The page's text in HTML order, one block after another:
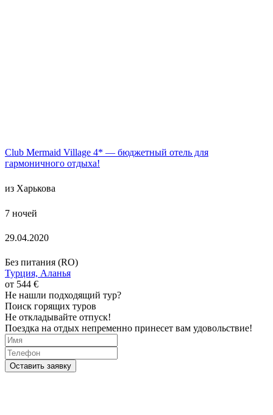
Club Mermaid Village 4* — бюджетный отель для
гармоничного отдыха!
из Харькова
7 ночей
29.04.2020
Без питания (RO)
Турция, Аланья
от 544 €
Не нашли подходящий тур?
Поиск горящих туров
Не откладывайте отпуск!
Поездка на отдых непременно принесет вам удовольствие!
Оставить заявку